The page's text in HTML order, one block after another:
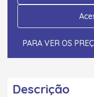
PARA VER OS
Descrição